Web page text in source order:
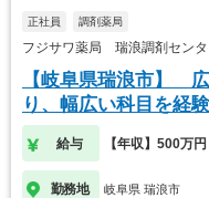
正社員 調剤薬局
フジサワ薬局 瑞浪調剤セン
【岐阜県瑞浪市】
り、幅広い科目を経
給与 【年収】500万
勤務地 岐阜県 瑞浪市